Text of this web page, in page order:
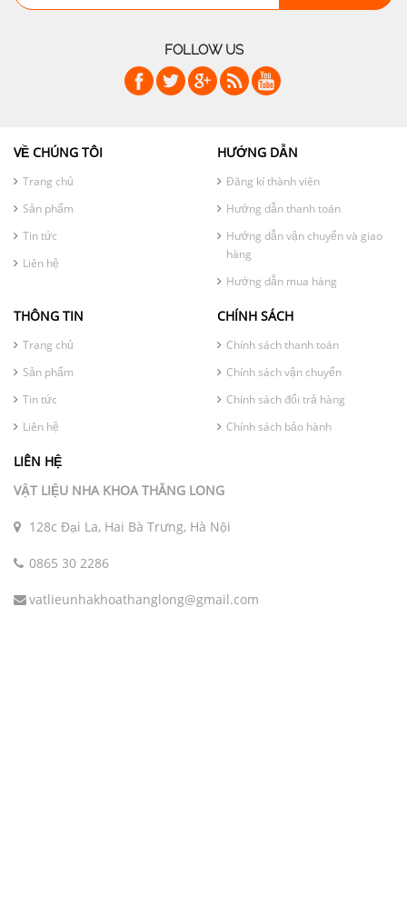
FOLLOW US
VỀ CHÚNG TÔI
Trang chủ
Sản phẩm
Tin tức
Liên hệ
HƯỚNG DẪN
Đăng kí thành viên
Hướng dẫn thanh toán
Hướng dẫn vận chuyển và giao
hàng
Hướng dẫn mua hàng
THÔNG TIN
Trang chủ
Sản phẩm
Tin tức
Liên hệ
CHÍNH SÁCH
Chính sách thanh toán
Chính sách vận chuyển
Chính sách đổi trả hàng
Chính sách bảo hành
LIÊN HỆ
VẬT LIỆU NHA KHOA THĂNG LONG
128c Đại La, Hai Bà Trưng, Hà Nội
0865 30 2286
vatlieunhakhoathanglong@gmail.com